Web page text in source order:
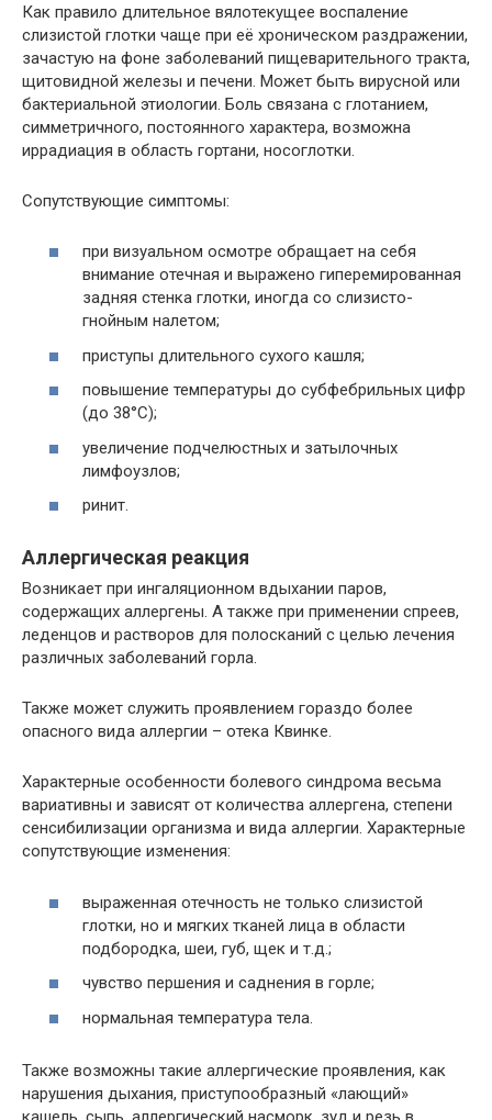
Как правило длительное вялотекущее воспаление
слизистой глотки чаще при её хроническом раздражении,
зачастую на фоне заболеваний пищеварительного тракта,
щитовидной железы и печени. Может быть вирусной или
бактериальной этиологии. Боль связана с глотанием,
симметричного, постоянного характера, возможна
иррадиация в область гортани, носоглотки.
Сопутствующие симптомы:
при визуальном осмотре обращает на себя
внимание отечная и выражено гиперемированная
задняя стенка глотки, иногда со слизисто-
гнойным налетом;
приступы длительного сухого кашля;
повышение температуры до субфебрильных цифр
(до 38°С);
увеличение подчелюстных и затылочных
лимфоузлов;
ринит.
Аллергическая реакция
Возникает при ингаляционном вдыхании паров,
содержащих аллергены. А также при применении спреев,
леденцов и растворов для полосканий с целью лечения
различных заболеваний горла.
Также может служить проявлением гораздо более
опасного вида аллергии – отека Квинке.
Характерные особенности болевого синдрома весьма
вариативны и зависят от количества аллергена, степени
сенсибилизации организма и вида аллергии. Характерные
сопутствующие изменения:
выраженная отечность не только слизистой
глотки, но и мягких тканей лица в области
подбородка, шеи, губ, щек и т.д.;
чувство першения и саднения в горле;
нормальная температура тела.
Также возможны такие аллергические проявления, как
нарушения дыхания, приступообразный «лающий»